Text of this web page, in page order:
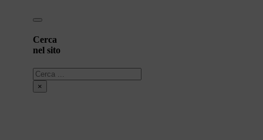
Cerca
nel sito
Cerca
×